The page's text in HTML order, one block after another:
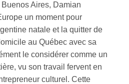
Aires, Damian
un moment pour
natale et la quitter de
au Québec avec sa
le considérer comme un
vu son travail fervent en
culturel. Cette